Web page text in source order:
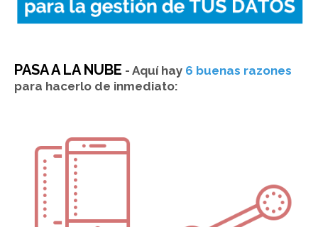
PASA A LA NUBE - Aquí hay 6 buenas razones
para hacerlo de inmediato: